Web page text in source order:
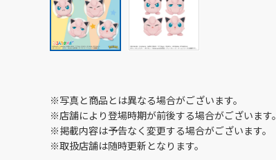
※写真と商品とは異なる場合がございます。
※店舗により登場時期が前後する場合がございます。
※掲載内容は予告なく変更する場合がございます。
※取扱店舗は随時更新となります。